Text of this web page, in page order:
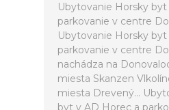
Ubytovanie Horsky
parkovanie v centre
Ubytovanie Horsky
parkovanie v centre
nachádza na
miesta Skanzen
miesta Drevený...
byt v AD Horec a